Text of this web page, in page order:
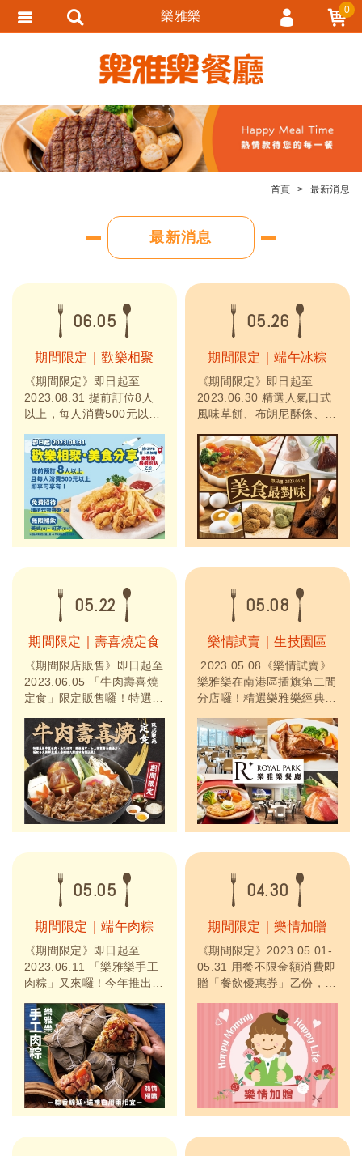
首頁 最新消息
最新消息
06.05
期間限定｜歡樂相聚
《期間限定》即日起至
2023.08.31 提前訂位8人
以上，每人消費500元以
待精選炸物拼盤兩份、飲品
無限暢飲！《加碼》於
FB/IG打卡加贈樂雅樂甜點
05.26
期間限定｜端午冰粽
《期間限定》即日起至
2023.06.30 精選人氣日式
風味草餅、布朗尼酥條、趣
等多樣甜點，大人小孩都喜
歡，冰涼好滋味！此外，特
別推出「快閃四天！樂雅樂
咖哩包下殺55折」，熱情
開賣，歡迎來電訂購！
05.22
期間限定｜壽喜燒定食
《期間限店販售》即日起至
2023.06.05 「牛肉壽喜燒
定食」限定販售囉！特選美
適中，加入主廚特製日式壽
喜燒湯汁，搭配各式新鮮蔬
菜，香甜迷人好滋味為您上
桌！
05.08
樂情試賣｜生技園區
2023.05.08《樂情試賣》
樂雅樂在南港區插旗第二間
分店囉！精選樂雅樂經典排
多樣選擇，特別加入羽村日
式料理，在這裡也能輕鬆品
嚐得到。此外，針對商務客
群特別設計舒適寬敞的包
廂，非常適合會議、聚餐等
多用途使用。全新型態，樂
情歡迎來店用餐！
05.05
期間限定｜端午肉粽
《期間限定》即日起至
2023.06.11 「樂雅樂手工
肉粽」又來囉！今年推出經
鮮御品雙味粽（櫻花蝦干貝
芋香粽 / 鮑魚干貝粽）喔！
熱情預購中，歡迎來電訂
購！
04.30
期間限定｜樂情加贈
《期間限定》2023.05.01-
05.31 用餐不限金額消費即
贈「餐飲優惠券」乙份，於
訂位用餐即贈「康乃馨花
束」。以上贈品皆數量有
限，送完為止。本優惠恕不
與其它優惠併用。
樂雅樂 0
會員註冊
忘記密碼
訂單查詢
追蹤清單